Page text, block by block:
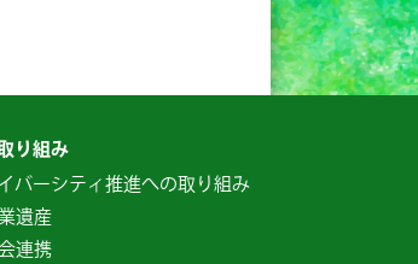
り組み
バーシティ推進への取り組み
遺産
連携